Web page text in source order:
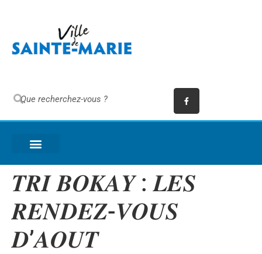
𝑻𝑹𝑰 𝑩𝑶𝑲𝑨𝒀 : 𝑳𝑬𝑺
𝑹𝑬𝑵𝑫𝑬𝒁-𝑽𝑶𝑼𝑺
𝑫’𝑨𝑶𝑼𝑻